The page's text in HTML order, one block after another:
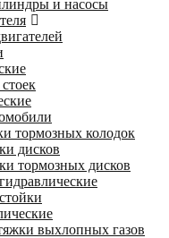
и насосы
тормозных колодок
дисков
тормозных дисков
выхлопных газов